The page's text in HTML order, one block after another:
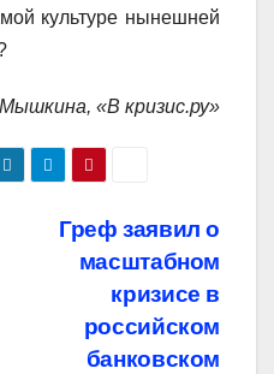
культуре нынешней
«В кризис.ру»
Греф заявил о
масштабном
кризисе в
российском
банковском